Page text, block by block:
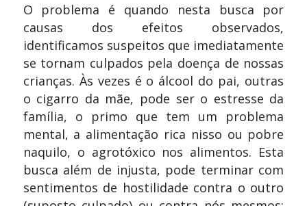
O problema é quando nesta busca por
causas dos efeitos observados,
identificamos suspeitos que imediatamente
se tornam culpados pela doença de nossas
crianças. Às vezes é o álcool do pai, outras
o cigarro da mãe, pode ser o estresse da
família, o primo que tem um problema
mental, a alimentação rica nisso ou pobre
naquilo, o agrotóxico nos alimentos. Esta
busca além de injusta, pode terminar com
sentimentos de hostilidade contra o outro